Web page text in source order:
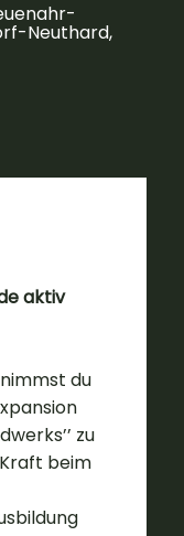
Neuthard,
aktiv
du
zu
beim